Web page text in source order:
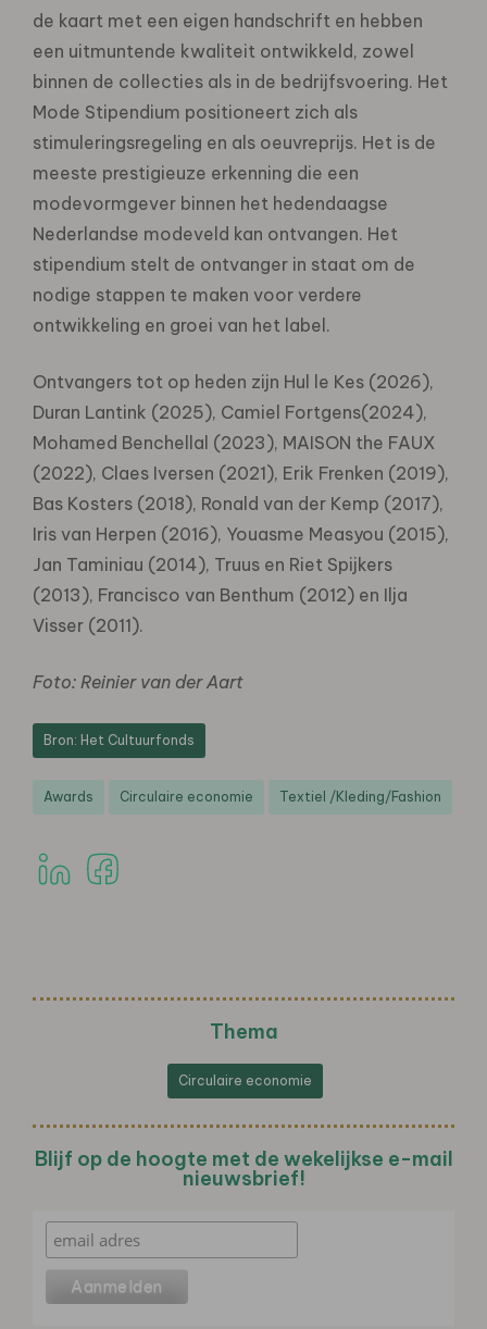
de kaart met een eigen handschrift en hebben
een uitmuntende kwaliteit ontwikkeld, zowel
binnen de collecties als in de bedrijfsvoering. Het
Mode Stipendium positioneert zich als
stimuleringsregeling en als oeuvreprijs. Het is de
meeste prestigieuze erkenning die een
modevormgever binnen het hedendaagse
Nederlandse modeveld kan ontvangen. Het
stipendium stelt de ontvanger in staat om de
nodige stappen te maken voor verdere
ontwikkeling en groei van het label.
Ontvangers tot op heden zijn Hul le Kes (2026),
Duran Lantink (2025), Camiel Fortgens(2024),
Mohamed Benchellal (2023), MAISON the FAUX
(2022), Claes Iversen (2021), Erik Frenken (2019),
Bas Kosters (2018), Ronald van der Kemp (2017),
Iris van Herpen (2016), Youasme Measyou (2015),
Jan Taminiau (2014), Truus en Riet Spijkers
(2013), Francisco van Benthum (2012) en Ilja
Visser (2011).
Foto: Reinier van der Aart
Bron: Het Cultuurfonds
Awards Circulaire economie Textiel /Kleding/Fashion
Thema
Circulaire economie
Blijf op de hoogte met de wekelijkse e-mail
nieuwsbrief!